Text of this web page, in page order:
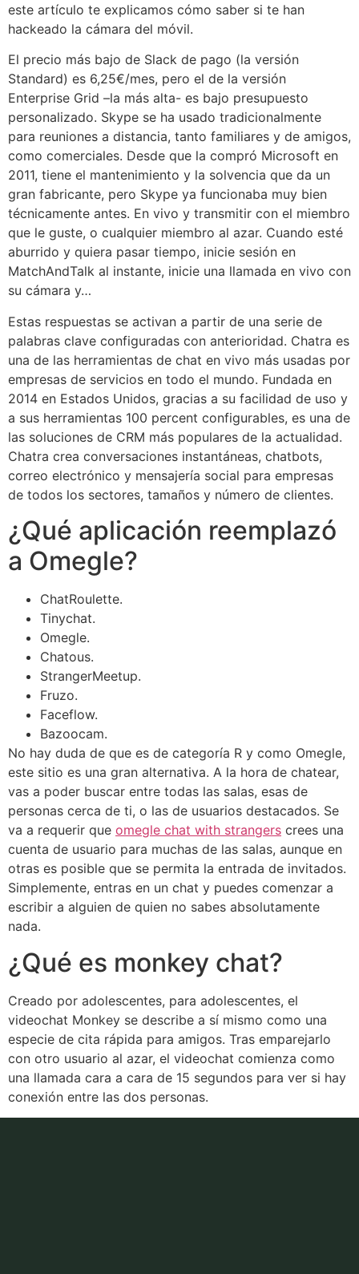
este artículo te explicamos cómo saber si te han
hackeado la cámara del móvil.
El precio más bajo de Slack de pago (la versión
Standard) es 6,25€/mes, pero el de la versión
Enterprise Grid –la más alta- es bajo presupuesto
personalizado. Skype se ha usado tradicionalmente
para reuniones a distancia, tanto familiares y de amigos,
como comerciales. Desde que la compró Microsoft en
2011, tiene el mantenimiento y la solvencia que da un
gran fabricante, pero Skype ya funcionaba muy bien
técnicamente antes. En vivo y transmitir con el miembro
que le guste, o cualquier miembro al azar. Cuando esté
aburrido y quiera pasar tiempo, inicie sesión en
MatchAndTalk al instante, inicie una llamada en vivo con
su cámara y…
Estas respuestas se activan a partir de una serie de
palabras clave configuradas con anterioridad. Chatra es
una de las herramientas de chat en vivo más usadas por
empresas de servicios en todo el mundo. Fundada en
2014 en Estados Unidos, gracias a su facilidad de uso y
a sus herramientas 100 percent configurables, es una de
las soluciones de CRM más populares de la actualidad.
Chatra crea conversaciones instantáneas, chatbots,
correo electrónico y mensajería social para empresas
de todos los sectores, tamaños y número de clientes.
¿Qué aplicación reemplazó
a Omegle?
ChatRoulette.
Tinychat.
Omegle.
Chatous.
StrangerMeetup.
Fruzo.
Faceflow.
Bazoocam.
No hay duda de que es de categoría R y como Omegle,
este sitio es una gran alternativa. A la hora de chatear,
vas a poder buscar entre todas las salas, esas de
personas cerca de ti, o las de usuarios destacados. Se
va a requerir que omegle chat with strangers crees una
cuenta de usuario para muchas de las salas, aunque en
otras es posible que se permita la entrada de invitados.
Simplemente, entras en un chat y puedes comenzar a
escribir a alguien de quien no sabes absolutamente
nada.
¿Qué es monkey chat?
Creado por adolescentes, para adolescentes, el
videochat Monkey se describe a sí mismo como una
especie de cita rápida para amigos. Tras emparejarlo
con otro usuario al azar, el videochat comienza como
una llamada cara a cara de 15 segundos para ver si hay
conexión entre las dos personas.